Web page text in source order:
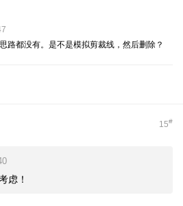
路都没有。是不是模拟剪裁线，然后删除？
15#
虑！